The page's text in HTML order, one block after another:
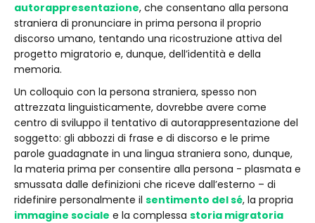
autorappresentazione, che consentano alla persona
straniera di pronunciare in prima persona il proprio
discorso umano, tentando una ricostruzione attiva del
progetto migratorio e, dunque, dell’identità e della
memoria.
Un colloquio con la persona straniera, spesso non
attrezzata linguisticamente, dovrebbe avere come
centro di sviluppo il tentativo di autorappresentazione del
soggetto: gli abbozzi di frase e di discorso e le prime
parole guadagnate in una lingua straniera sono, dunque,
la materia prima per consentire alla persona - plasmata e
smussata dalle definizioni che riceve dall’esterno – di
ridefinire personalmente il sentimento del sé, la propria
immagine sociale e la complessa storia migratoria